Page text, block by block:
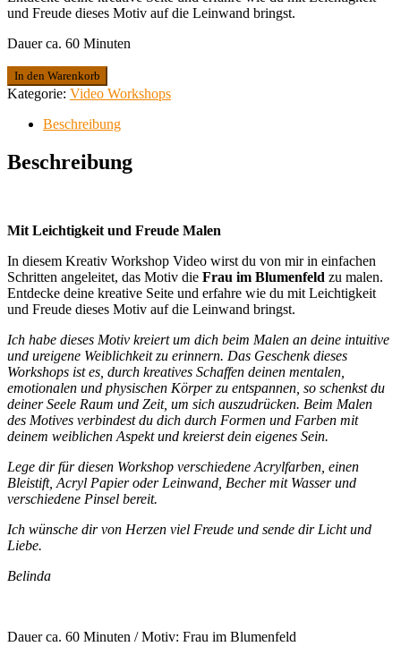
und Freude dieses Motiv auf die Leinwand bringst.
Dauer ca. 60 Minuten
Kreativ
Workshop
Video
im
Blumenfeld
In den Warenkorb
Kategorie: Video Workshops
Beschreibung
Beschreibung
Mit Leichtigkeit und Freude Malen
In diesem Kreativ Workshop Video wirst du von mir in einfachen
Schritten angeleitet, das Motiv die Frau im Blumenfeld zu malen.
Entdecke deine kreative Seite und erfahre wie du mit Leichtigkeit
und Freude dieses Motiv auf die Leinwand bringst.
Ich habe dieses Motiv kreiert um dich beim Malen an deine intuitive
und ureigene Weiblichkeit zu erinnern. Das Geschenk dieses
Workshops ist es, durch kreatives Schaffen deinen mentalen,
emotionalen und physischen Körper zu entspannen, so schenkst du
deiner Seele Raum und Zeit, um sich auszudrücken. Beim Malen
des Motives verbindest du dich durch Formen und Farben mit
deinem weiblichen Aspekt und kreierst dein eigenes Sein.
Lege dir für diesen Workshop verschiedene Acrylfarben, einen
Bleistift, Acryl Papier oder Leinwand, Becher mit Wasser und
verschiedene Pinsel bereit.
Ich wünsche dir von Herzen viel Freude und sende dir Licht und
Liebe.
Belinda
Dauer ca. 60 Minuten / Motiv: Frau im Blumenfeld